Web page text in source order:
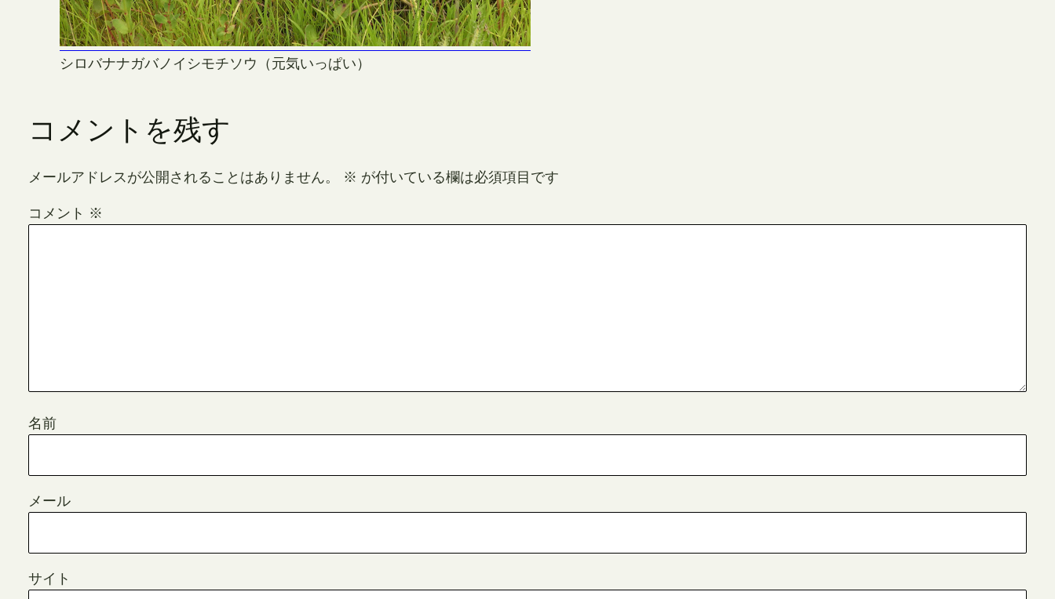
シロバナナガバノイシモチソウ（元気いっぱい）
コメントを残す
メールアドレスが公開されることはありません。 ※ が付いている欄は必須項目です
コメント ※
名前
メール
サイト